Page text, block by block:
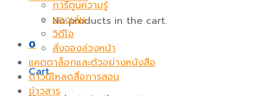
No products in the cart.
0
Cart
การ์ตูนความรู้
ของเล่น
วิดีโอ
สั่งจองล่วงหน้า
แคตตาล็อกและตัวอย่างหนังสือ
ดาวน์โหลดสื่อการสอน
ข่าวสาร